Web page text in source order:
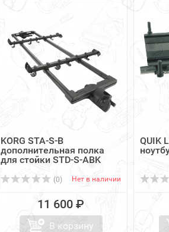
KORG STA-S-B
дополнительная полка
для стойки STD-S-ABK
(0) Нет в наличии
11 600 ₽
В корзину
QUIK